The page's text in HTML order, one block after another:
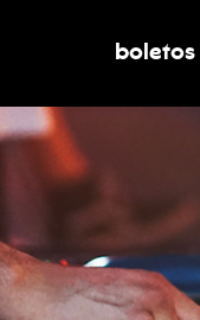
boletos